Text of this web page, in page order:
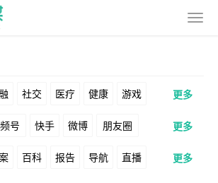
社交 医疗 健康 游戏
美食 家装 教育 婚纱
宠物 文娱 跨境 科技
更多
号 快手 微博 朋友圈
B站 小红书 头条 知乎
更多
百科 报告 导航 直播 更多